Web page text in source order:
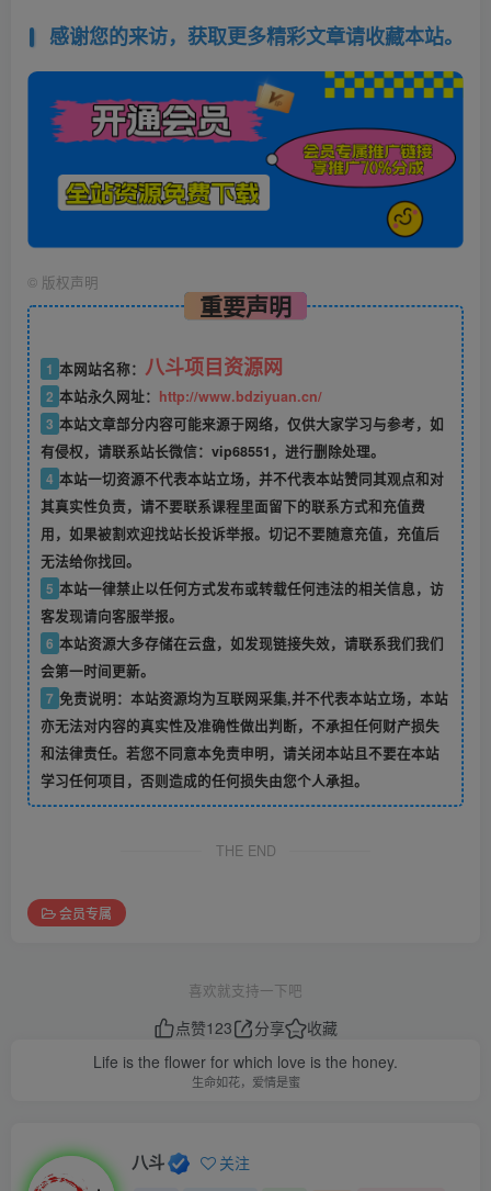
感谢您的来访，获取更多精彩文章请收藏本站。
© 版权声明
重要声明
1 本网站名称： 八斗项目资源网
2 本站永久网址： http://www.bdziyuan.cn/
3 本站文章部分内容可能来源于网络，仅供大家学习与参考，如
有侵权，请联系站长微信：vip68551，进行删除处理。
4 本站一切资源不代表本站立场，并不代表本站赞同其观点和对
其真实性负责，请不要联系课程里面留下的联系方式和充值费
用，如果被割欢迎找站长投诉举报。切记不要随意充值，充值后
无法给你找回。
5 本站一律禁止以任何方式发布或转载任何违法的相关信息，访
客发现请向客服举报。
6 本站资源大多存储在云盘，如发现链接失效，请联系我们我们
会第一时间更新。
7 免责说明：本站资源均为互联网采集,并不代表本站立场，本站
亦无法对内容的真实性及准确性做出判断，不承担任何财产损失
和法律责任。若您不同意本免责申明，请关闭本站且不要在本站
学习任何项目，否则造成的任何损失由您个人承担。
THE END
会员专属
喜欢就支持一下吧
点赞123 分享
收藏
Life is the flower for which love is the honey.
生命如花，爱情是蜜
八斗 关注